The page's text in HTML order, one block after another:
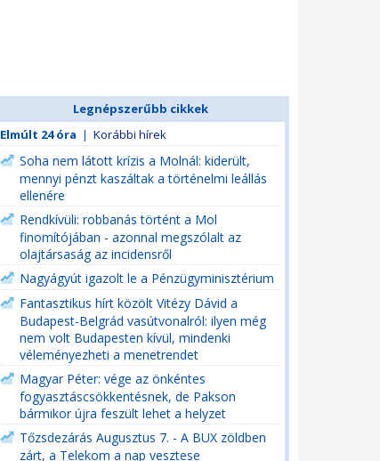
Legnépszerűbb cikkek
Elmúlt 24 óra | Korábbi hírek
Soha nem látott krízis a Molnál: kiderült,
mennyi pénzt kaszáltak a történelmi leállás
ellenére
Rendkívüli: robbanás történt a Mol
finomítójában - azonnal megszólalt az
olajtársaság az incidensről
Nagyágyút igazolt le a Pénzügyminisztérium
Fantasztikus hírt közölt Vitézy Dávid a
Budapest-Belgrád vasútvonalról: ilyen még
nem volt Budapesten kívül, mindenki
véleményezheti a menetrendet
Magyar Péter: vége az önkéntes
fogyasztáscsökkentésnek, de Pakson
bármikor újra feszült lehet a helyzet
Tőzsdezárás Augusztus 7. - A BUX zöldben
zárt, a Telekom a nap vesztese